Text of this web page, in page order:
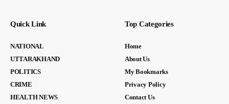
Quick Link
NATIONAL
UTTARAKHAND
POLITICS
CRIME
HEALTH NEWS
Top Categories
Home
About Us
My Bookmarks
Privacy Policy
Contact Us